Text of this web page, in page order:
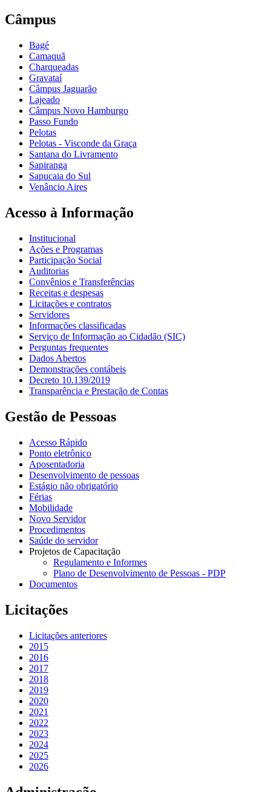
Câmpus
Bagé
Camaquã
Charqueadas
Gravataí
Câmpus Jaguarão
Lajeado
Câmpus Novo Hamburgo
Passo Fundo
Pelotas
Pelotas - Visconde da Graça
Santana do Livramento
Sapiranga
Sapucaia do Sul
Venâncio Aires
Acesso à Informação
Institucional
Ações e Programas
Participação Social
Auditorias
Convênios e Transferências
Receitas e despesas
Licitações e contratos
Servidores
Informações classificadas
Serviço de Informação ao Cidadão (SIC)
Perguntas frequentes
Dados Abertos
Demonstrações contábeis
Decreto 10.139/2019
Transparência e Prestação de Contas
Gestão de Pessoas
Acesso Rápido
Ponto eletrônico
Aposentadoria
Desenvolvimento de pessoas
Estágio não obrigatório
Férias
Mobilidade
Novo Servidor
Procedimentos
Saúde do servidor
Projetos de Capacitação
Regulamento e Informes
Plano de Desenvolvimento de Pessoas - PDP
Documentos
Licitações
Licitações anteriores
2015
2016
2017
2018
2019
2020
2021
2022
2023
2024
2025
2026